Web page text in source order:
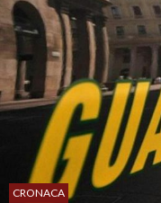
CRONACA